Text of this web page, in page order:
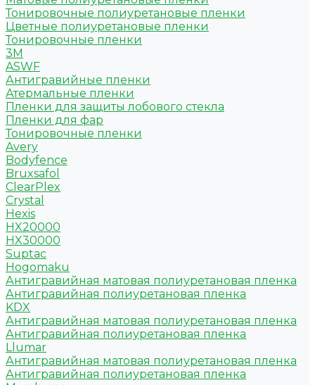
Тонировочные полиуретановые пленки
Цветные полиуретановые пленки
Тонировочные пленки
3M
ASWF
Антигравийные пленки
Атермальные пленки
Пленки для защиты лобового стекла
Пленки для фар
Тонировочные пленки
Avery
Bodyfence
Bruxsafol
ClearPlex
Crystal
Hexis
HX20000
HX30000
Suptac
Hogomaku
Антигравийная матовая полиуретановая пленка
Антигравийная полиуретановая пленка
KDX
Антигравийная матовая полиуретановая пленка
Антигравийная полиуретановая пленка
Llumar
Антигравийная матовая полиуретановая пленка
Антигравийная полиуретановая пленка